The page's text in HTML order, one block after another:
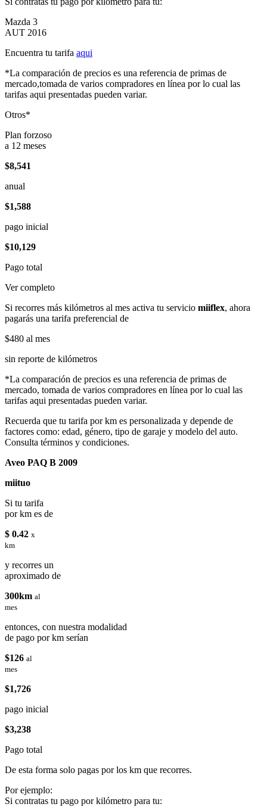
Mazda 3
AUT 2016
Encuentra tu tarifa aqui
*La comparación de precios es una referencia de primas de
mercado,tomada de varios compradores en línea por lo cual las
tarifas aqui presentadas pueden variar.
Otros*
Plan forzoso
a 12 meses
$8,541
anual
$1,588
pago inicial
$10,129
Pago total
Ver completo
Si recorres más kilómetros al mes activa tu servicio miiflex, ahora
pagarás una tarifa preferencial de
$480 al mes
sin reporte de kilómetros
*La comparación de precios es una referencia de primas de
mercado, tomada de varios compradores en línea por lo cual las
tarifas aqui presentadas pueden variar.
Recuerda que tu tarifa por km es personalizada y depende de
factores como: edad, género, tipo de garaje y modelo del auto.
Consulta términos y condiciones.
Aveo PAQ B 2009
miituo
Si tu tarifa
por km es de
$ 0.42 x
km
y recorres un
aproximado de
300km al
mes
entonces, con nuestra modalidad
de pago por km serían
$126 al
mes
$1,726
pago inicial
$3,238
Pago total
De esta forma solo pagas por los km que recorres.
Por ejemplo:
Si contratas tu pago por kilómetro para tu: